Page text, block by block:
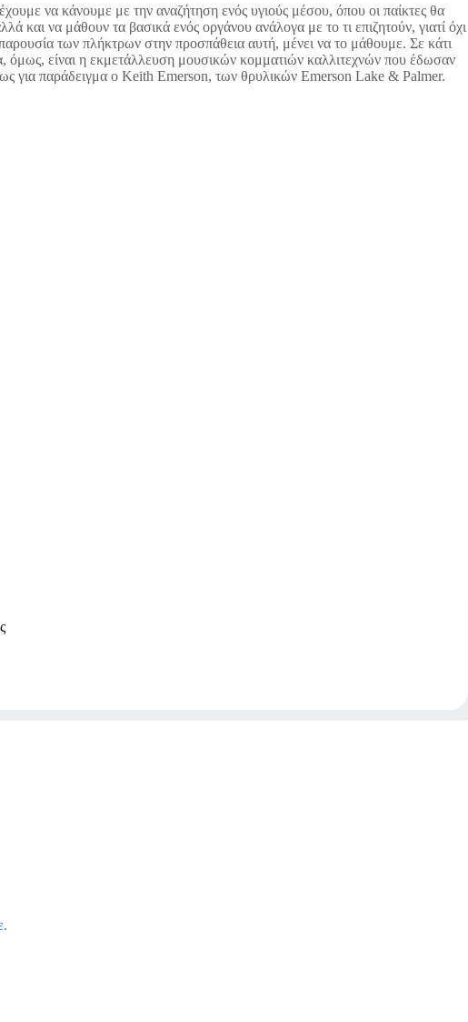
να κάνουμε με την αναζήτηση ενός υγιούς μέσου, όπου οι παίκτες θα
και να μάθουν τα βασικά ενός οργάνου ανάλογα με το τι επιζητούν, γιατί όχι
των πλήκτρων στην προσπάθεια αυτή, μένει να το μάθουμε. Σε κάτι
όμως, είναι η εκμετάλλευση μουσικών κομματιών καλλιτεχνών που έδωσαν
για παράδειγμα ο Keith Emerson, των θρυλικών Emerson Lake & Palmer.
.